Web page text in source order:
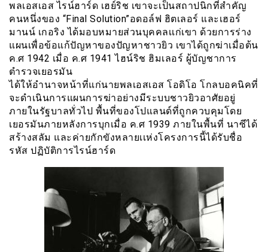
พลเอสเอส ไรน์ฮาร์ด เฮย์ริช เขาจะเป็นสถาปนิกที่สำคัญ
คนหนึ่งของ “Final Solution”อดอล์ฟ ฮิตเลอร์ และเฮอร์
มานน์ เกอริง ได้มอบหมายส่วนบุคคลเเก่เขา ด้วยการร่าง
แผนเพื่อข้อแก้ปัญหาของปัญหาชาวยิว เขาได้ถูกฆ่าเมื่อต้น
ค.ศ 1942 เมื่อ ค.ศ 1941 ไฮน์ริช ฮิมเลอร์ ผู้บัญชาการ
ตำรวจเยอรมัน
ได้ให้อำนาจหน้าที่แก่นายพลเอสเอส โอดิโอ โกลบอคนิคที่
จะดำเนินการแผนการฆ่าอย่างมีระบบชาวยิวอาศัยอยู่
ภายในรัฐบาลทั่วไป พื้นที่ของโปแลนด์ที่ถูกควบคุมโดย
เยอรมันภายหลังการบุกเมื่อ ค.ศ 1939 ภายในพื้นที่ นาซีได้
สร้างสลัม และค่ายกักขังหลายเเห่งโครงการนี้ได้รับชื่อ
รหัส ปฏิบัติการไรน์ฮาร์ด